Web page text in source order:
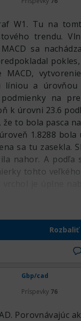
W1. Tu na
trendu.
sa
MACD,
líniou a
na
k úrovni 23.6
že to bola pasca
1.8288
sa tu zasekla.
nahor. A podľa
tohto
už vošiel do
na vrchole.
a hľadať
A je
na trh ako
Gbp/cad
Príspevky 76
Porovnávajúc